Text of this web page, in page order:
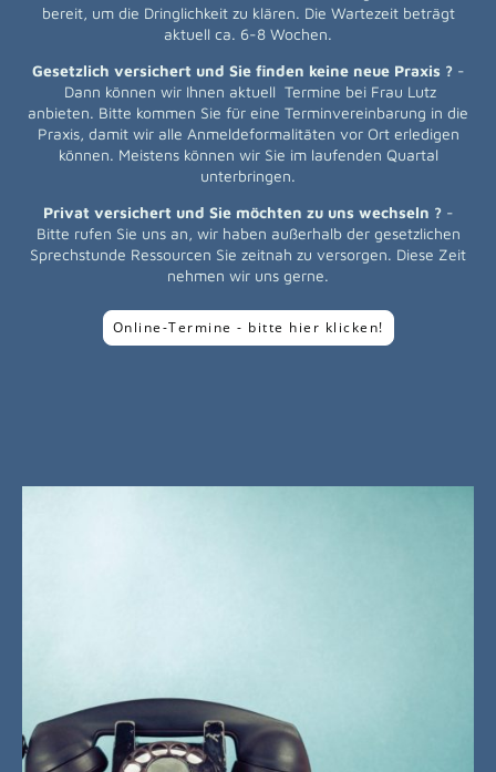
bereit, um die Dringlichkeit zu klären. Die Wartezeit beträgt
aktuell ca. 6-8 Wochen.
Gesetzlich versichert und Sie finden keine neue Praxis ? -
Dann können wir Ihnen aktuell Termine bei Frau Lutz
anbieten. Bitte kommen Sie für eine Terminvereinbarung in die
Praxis, damit wir alle Anmeldeformalitäten vor Ort erledigen
können. Meistens können wir Sie im laufenden Quartal
unterbringen.
Privat versichert und Sie möchten zu uns wechseln ?-
Bitte rufen Sie uns an, wir haben außerhalb der gesetzlichen
Sprechstunde Ressourcen Sie zeitnah zu versorgen. Diese Zeit
nehmen wir uns gerne.
Online-Termine - bitte hier klicken!